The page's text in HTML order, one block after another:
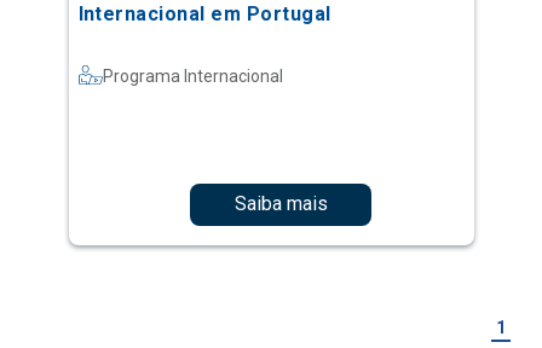
Internacional em Portugal
Programa Internacional
Saiba mais
1